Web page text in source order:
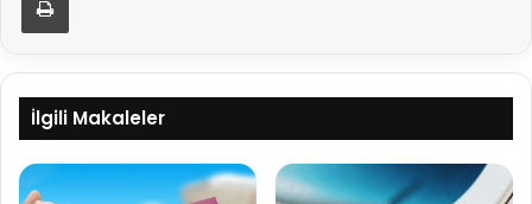
İlgili Makaleler